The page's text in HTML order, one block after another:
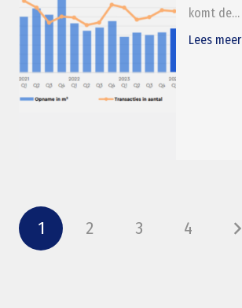
komt de…
Lees meer
1 2 3 4